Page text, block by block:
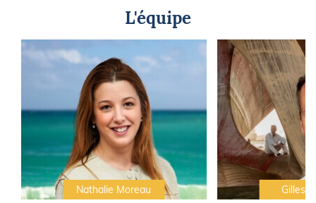
L'équipe
Nathalie Moreau Gilles